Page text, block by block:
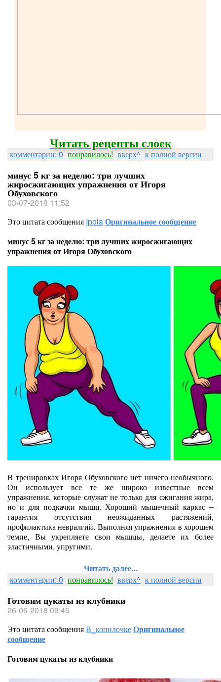
Читать рецепты слоек
комментарии: 0 понравилось! вверх^ к полной версии
минус 5 кг за неделю: три лучших
жиросжигающих упражнения от Игоря
Обуховского
03-07-2018 11:52
Это цитата сообщения IpolaОригинальное сообщение
минус 5 кг за неделю: три лучших жиросжигающих
упражнения от Игоря Обуховского
В тренировках Игоря Обуховского нет ничего необычного.
Он использует все те же широко известные всем
упражнения, которые служат не только для сжигания жира,
но и для подкачки мышц. Хороший мышечный каркас –
гарантия отсутствия неожиданных растяжений,
профилактика невралгий. Выполняя упражнения в хорошем
темпе, Вы укрепляете свои мышцы, делаете их более
эластичными, упругими.
Читать далее...
комментарии: 0 понравилось! вверх^ к полной версии
Готовим цукаты из клубники
26-06-2018 09:45
Это цитата сообщенияВ_копилочкеОригинальное
сообщение
Готовим цукаты из клубники